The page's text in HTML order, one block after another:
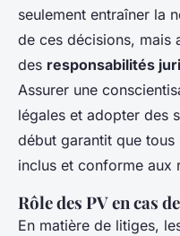
seulement entraîner la
de ces décisions, mais
des responsabilités
Assurer une
légales et adopter des
début garantit que tous
inclus et conforme aux
Rôle des PV en cas
En matière de litiges,